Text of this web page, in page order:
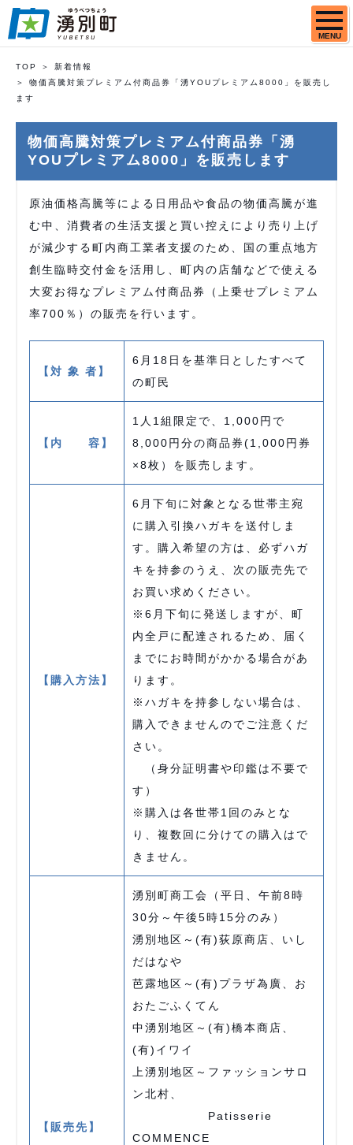
MENU
TOP
新着情報
物価高騰対策プレミアム付商品券「湧YOUプレミアム8000」を販売し
ます
物価高騰対策プレミアム付商品券「湧
YOUプレミアム8000」を販売します
原油価格高騰等による日用品や食品の物価高騰が進
む中、消費者の生活支援と買い控えにより売り上げ
が減少する町内商工業者支援のため、国の重点地方
創生臨時交付金を活用し、町内の店舗などで使える
大変お得なプレミアム付商品券（上乗せプレミアム
率700％）の販売を行います。
【対 象 者】
6月18日を基準日としたすべて
の町民
【内 容】
1人1組限定で、1,000円で
8,000円分の商品券(1,000円券
×8枚）を販売します。
【購入方法】
6月下旬に対象となる世帯主宛
に購入引換ハガキを送付しま
す。購入希望の方は、必ずハガ
キを持参のうえ、次の販売先で
お買い求めください。
※6月下旬に発送しますが、町
内全戸に配達されるため、届く
までにお時間がかかる場合があ
ります。
※ハガキを持参しない場合は、
購入できませんのでご注意くだ
さい。
（身分証明書や印鑑は不要で
す）
※購入は各世帯1回のみとな
り、複数回に分けての購入はで
きません。
【販売先】
湧別町商工会（平日、午前8時
30分～午後5時15分のみ）
湧別地区～(有)荻原商店、いし
だはなや
芭露地区～(有)プラザ為廣、お
おたごふくてん
中湧別地区～(有)橋本商店、
(有)イワイ
上湧別地区～ファッションサロ
ン北村、
Patisserie
COMMENCE